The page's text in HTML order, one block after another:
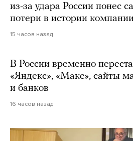
из-за удара России понес
потери в истории
15 часов назад
В России временно
«Яндекс», «Макс», сайты
и банков
16 часов назад